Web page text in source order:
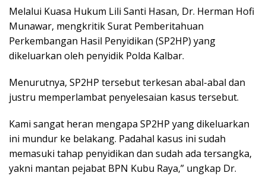
Melalui Kuasa Hukum Lili Santi Hasan, Dr. Herman Hofi
Munawar, mengkritik Surat Pemberitahuan
Perkembangan Hasil Penyidikan (SP2HP) yang
dikeluarkan oleh penyidik Polda Kalbar.
Menurutnya, SP2HP tersebut terkesan abal-abal dan
justru memperlambat penyelesaian kasus tersebut.
Kami sangat heran mengapa SP2HP yang dikeluarkan
ini mundur ke belakang. Padahal kasus ini sudah
memasuki tahap penyidikan dan sudah ada tersangka,
yakni mantan pejabat BPN Kubu Raya,” ungkap Dr.